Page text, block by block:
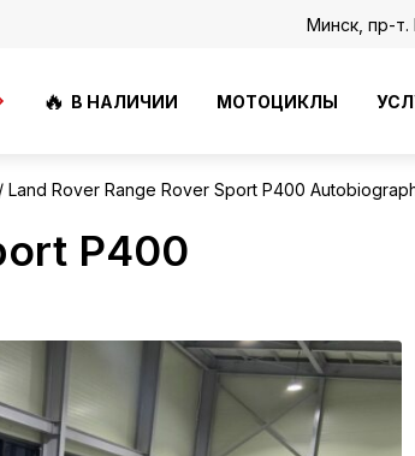
Минск, пр-т.
В НАЛИЧИИ МОТОЦИКЛЫ
Land Rover Range Rover Sport P400
P400